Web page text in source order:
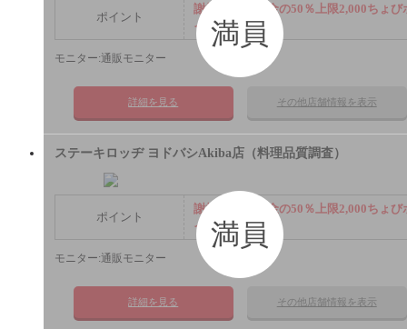
満員
ポイント
謝礼： 飲食代金の50％上限2,000ちょび
イント
モニター:通販モニター
詳細を見る その他店舗情報を表示
満員
ステーキロッヂ ヨドバシAkiba店（料理品質調査）
ポイント
謝礼： 飲食代金の50％上限2,000ちょび
イント
モニター:通販モニター
詳細を見る その他店舗情報を表示